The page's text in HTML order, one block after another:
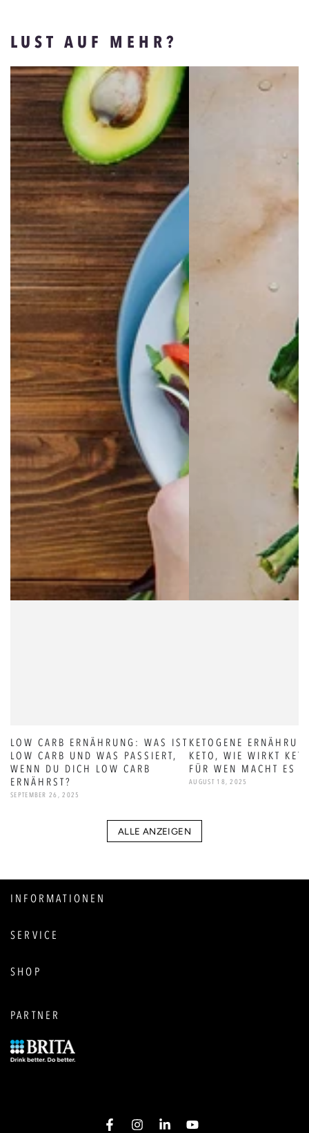
LUST AUF MEHR?
LOW CARB ERNÄHRUNG: WAS IST
LOW CARB UND WAS PASSIERT,
WENN DU DICH LOW CARB
ERNÄHRST?
SEPTEMBER 26, 2025
KETOGENE
KETO, WIE WIRKT
FÜR WEN MACHT ES
AUGUST 18, 2025
ALLE ANZEIGEN
INFORMATIONEN
SERVICE
SHOP
PARTNER